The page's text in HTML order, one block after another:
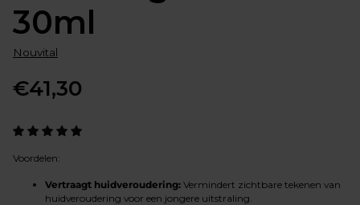
30ml
Nouvital
Normale
prijs
€41,30
Voordelen:
Vertraagt huidveroudering: Vermindert zichtbare tekenen van
huidveroudering voor een jongere uitstraling.